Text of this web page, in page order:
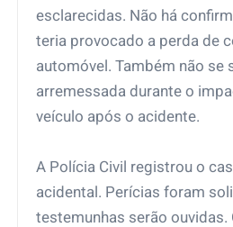
esclarecidas. Não há
teria provocado a perda de
automóvel. Também não se
arremessada durante o
veículo após o acidente.
A Polícia Civil registrou o
acidental. Perícias foram
testemunhas serão ouvidas.